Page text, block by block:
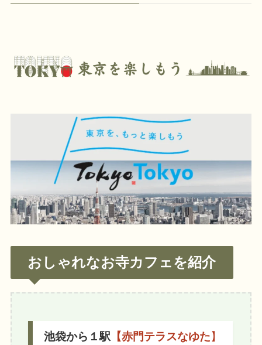
おしゃれなお寺カフェを紹介
池袋から１駅【赤門テラスなゆた】